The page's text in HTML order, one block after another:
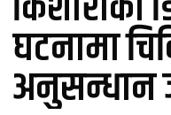
घटनामा
अनुसन्धान